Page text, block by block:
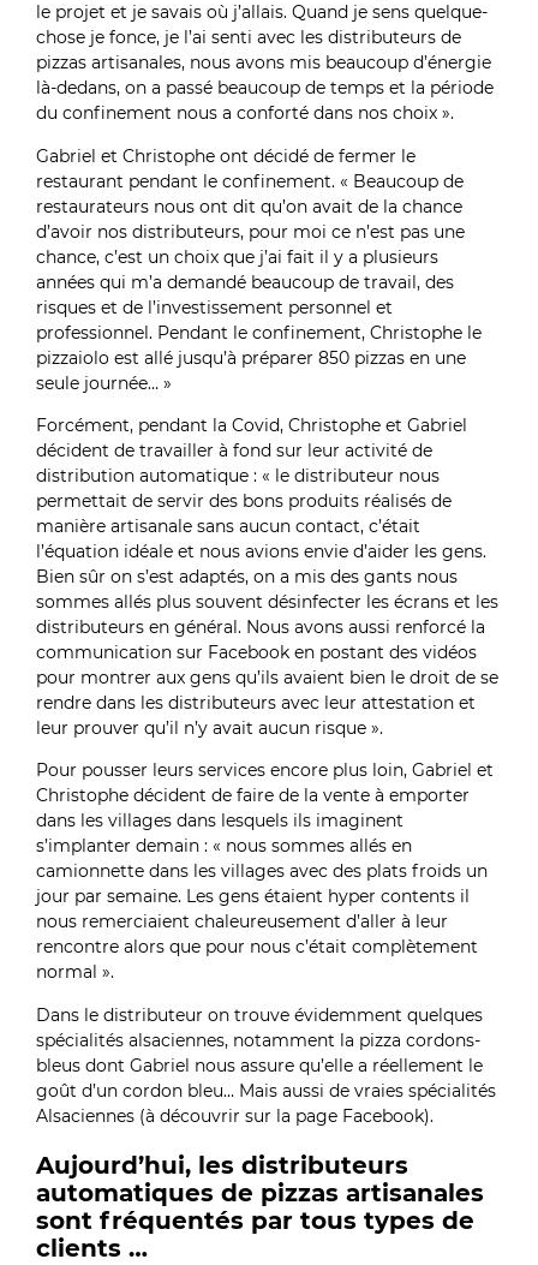
le projet et je savais où j’allais. Quand je sens quelque-
chose je fonce, je l’ai senti avec les distributeurs de
pizzas artisanales, nous avons mis beaucoup d’énergie
là-dedans, on a passé beaucoup de temps et la période
du confinement nous a conforté dans nos choix ».
Gabriel et Christophe ont décidé de fermer le
restaurant pendant le confinement. « Beaucoup de
restaurateurs nous ont dit qu’on avait de la chance
d’avoir nos distributeurs, pour moi ce n’est pas une
chance, c’est un choix que j’ai fait il y a plusieurs
années qui m’a demandé beaucoup de travail, des
risques et de l’investissement personnel et
professionnel. Pendant le confinement, Christophe le
pizzaiolo est allé jusqu’à préparer 850 pizzas en une
seule journée… »
Forcément, pendant la Covid, Christophe et Gabriel
décident de travailler à fond sur leur activité de
distribution automatique : « le distributeur nous
permettait de servir des bons produits réalisés de
manière artisanale sans aucun contact, c’était
l’équation idéale et nous avions envie d’aider les gens.
Bien sûr on s’est adaptés, on a mis des gants nous
sommes allés plus souvent désinfecter les écrans et les
distributeurs en général. Nous avons aussi renforcé la
communication sur Facebook en postant des vidéos
pour montrer aux gens qu’ils avaient bien le droit de se
rendre dans les distributeurs avec leur attestation et
leur prouver qu’il n’y avait aucun risque ».
Pour pousser leurs services encore plus loin, Gabriel et
Christophe décident de faire de la vente à emporter
dans les villages dans lesquels ils imaginent
s’implanter demain : « nous sommes allés en
camionnette dans les villages avec des plats froids un
jour par semaine. Les gens étaient hyper contents il
nous remerciaient chaleureusement d’aller à leur
rencontre alors que pour nous c’était complètement
normal ».
Dans le distributeur on trouve évidemment quelques
spécialités alsaciennes, notamment la pizza cordons-
bleus dont Gabriel nous assure qu’elle a réellement le
goût d’un cordon bleu… Mais aussi de vraies spécialités
Alsaciennes (à découvrir sur la page Facebook).
Aujourd’hui, les distributeurs
automatiques de pizzas artisanales
sont fréquentés par tous types de
clients …